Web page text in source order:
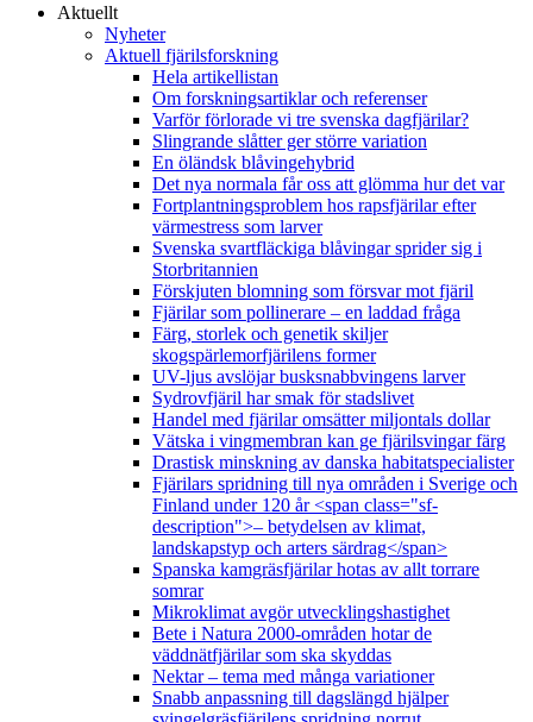
Aktuellt
Nyheter
Aktuell fjärilsforskning
Hela artikellistan
Om forskningsartiklar och referenser
Varför förlorade vi tre svenska dagfjärilar?
Slingrande slåtter ger större variation
En öländsk blåvingehybrid
Det nya normala får oss att glömma hur det var
Fortplantningsproblem hos rapsfjärilar efter
värmestress som larver
Svenska svartfläckiga blåvingar sprider sig i
Storbritannien
Förskjuten blomning som försvar mot fjäril
Fjärilar som pollinerare – en laddad fråga
Färg, storlek och genetik skiljer
skogspärlemorfjärilens former
UV-ljus avslöjar busksnabbvingens larver
Sydrovfjäril har smak för stadslivet
Handel med fjärilar omsätter miljontals dollar
Vätska i vingmembran kan ge fjärilsvingar färg
Drastisk minskning av danska habitatspecialister
Fjärilars spridning till nya områden i Sverige och
Finland under 120 år <span class="sf-
description">– betydelsen av klimat,
landskapstyp och arters särdrag</span>
Spanska kamgräsfjärilar hotas av allt torrare
somrar
Mikroklimat avgör utvecklingshastighet
Bete i Natura 2000-områden hotar de
väddnätfjärilar som ska skyddas
Nektar – tema med många variationer
Snabb anpassning till dagslängd hjälper